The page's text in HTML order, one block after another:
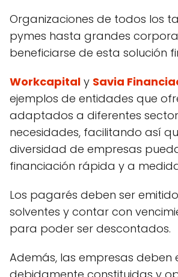
Organizaciones de todos los
pymes hasta grandes
beneficiarse de esta solución
Workcapital y Savia
ejemplos de entidades que
adaptados a diferentes
necesidades, facilitando así
diversidad de empresas
financiación rápida y a
Los pagarés deben ser
solventes y contar con
para poder ser descontados.
Además, las empresas deben